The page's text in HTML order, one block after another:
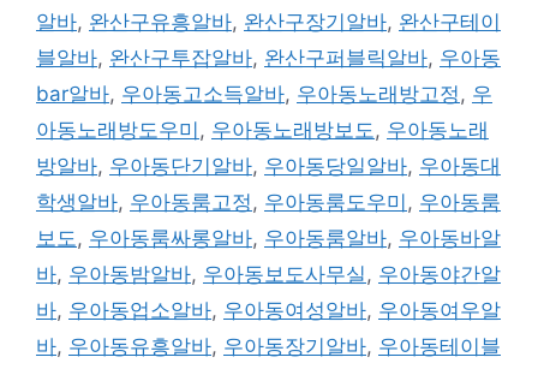
알바, 완산구유흥알바, 완산구장기알바, 완산구테이
블알바, 완산구투잡알바, 완산구퍼블릭알바, 우아동
bar알바, 우아동고소득알바, 우아동노래방고정, 우
아동노래방도우미 , 우아동노래방보도, 우아동노래
방알바, 우아동단기알바, 우아동당일알바, 우아동대
학생알바, 우아동룸고정, 우아동룸도우미 , 우아동룸
보도, 우아동룸싸롱알바, 우아동룸알바, 우아동바알
바, 우아동밤알바, 우아동보도사무실, 우아동야간알
바, 우아동업소알바, 우아동여성알바, 우아동여우알
바, 우아동유흥알바, 우아동장기알바, 우아동테이블